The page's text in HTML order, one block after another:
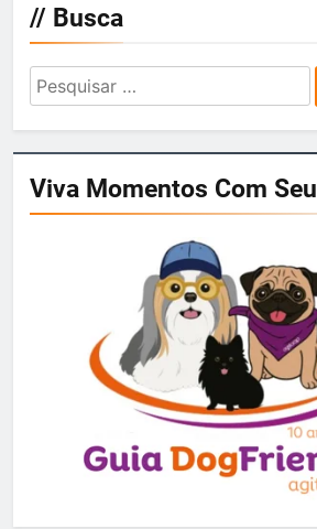
// Busca
Pesquisar
por:
Viva Momentos Com Seu